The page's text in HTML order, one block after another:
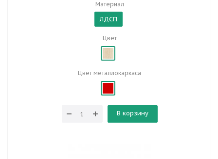
Материал
ЛДСП
Цвет
Цвет металлокаркаса
В корзину